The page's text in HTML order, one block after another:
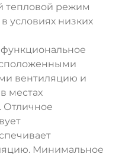
тепловой режим
условиях низких
функциональное
вентиляцию и
местах
Отличное
Минимальное